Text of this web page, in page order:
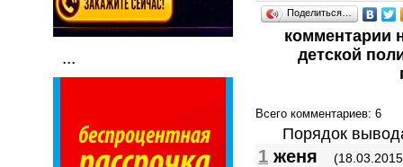
...
Поделиться…
комментарии
детской
Всего комментариев: 6
Порядок
1 женя